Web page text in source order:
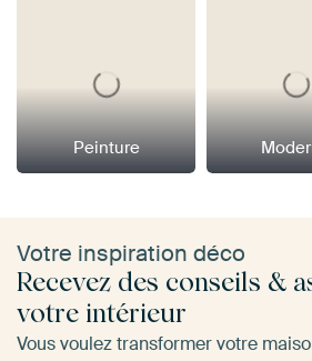
Peinture
Votre inspiration déco
Recevez des conseils &
votre intérieur
Vous voulez transformer votre